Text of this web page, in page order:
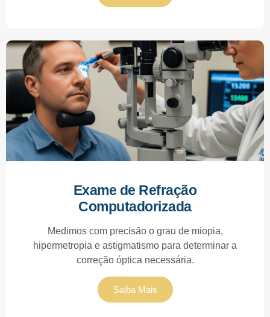
Exame de Refração
Computadorizada
Medimos com precisão o grau de miopia,
hipermetropia e astigmatismo para determinar a
correção óptica necessária.
Saiba Mais